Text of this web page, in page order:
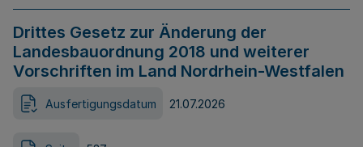
Drittes Gesetz zur Änderung der
Landesbauordnung 2018 und weiterer
Vorschriften im Land Nordrhein-Westfalen
Ausfertigungsdatum 21.07.2026